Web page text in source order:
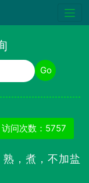
Go
访问次数：5757
，煮，不加盐